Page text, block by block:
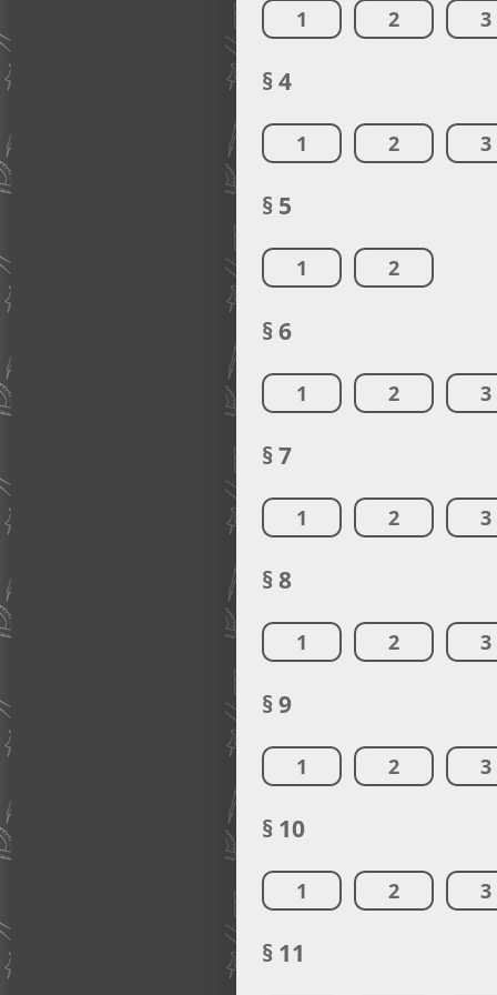
1 2 3
§ 4
1 2 3
§ 5
1 2
§ 6
1 2 3
§ 7
1 2 3
§ 8
1 2 3
§ 9
1 2 3
§ 10
1 2 3
§ 11